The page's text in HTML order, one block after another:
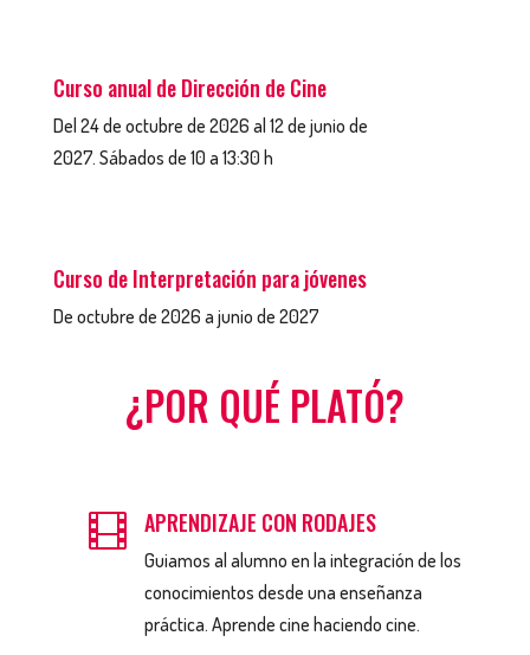
Curso anual de Dirección de Cine
Del 24 de octubre de 2026 al 12 de junio de
2027. Sábados de 10 a 13:30 h
Curso de Interpretación para jóvenes
De octubre de 2026 a junio de 2027
¿POR QUÉ PLATÓ?
 APRENDIZAJE CON RODAJES
Guiamos al alumno en la integración de los
conocimientos desde una enseñanza
práctica. Aprende cine haciendo cine.